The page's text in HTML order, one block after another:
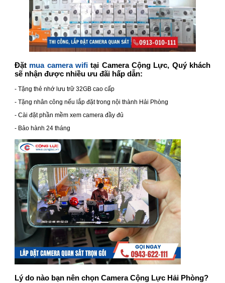
Đặt mua camera wifi tại Camera Cộng Lực, Quý khách
sẽ nhận được nhiều ưu đãi hấp dẫn:
- Tặng thẻ nhớ lưu trữ 32GB cao cấp
- Tặng nhân công nếu lắp đặt trong nội thành Hải Phòng
- Cài đặt phần mềm xem camera đầy đủ
- Bảo hành 24 tháng
Lý do nào bạn nên chọn Camera Cộng Lực Hải Phòng?